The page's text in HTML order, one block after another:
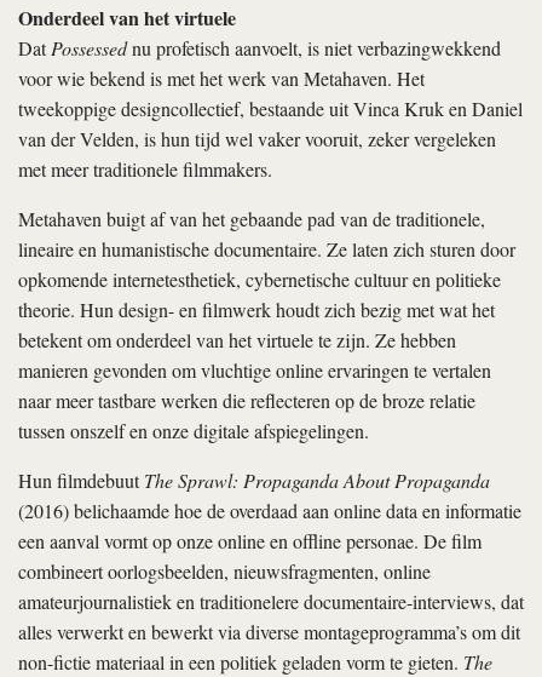
Onderdeel van het virtuele
DatPossessednu profetisch aanvoelt, is niet verbazingwekkend
voor wie bekend is met het werk van Metahaven. Het
tweekoppige designcollectief, bestaande uit Vinca Kruk en Daniel
van der Velden, is hun tijd wel vaker vooruit, zeker vergeleken
met meer traditionele filmmakers.
Metahaven buigt af van het gebaande pad van de traditionele,
lineaire en humanistische documentaire. Ze laten zich sturen door
opkomende internetesthetiek, cybernetische cultuur en politieke
theorie. Hun design- en filmwerk houdt zich bezig met wat het
betekent om onderdeel van het virtuele te zijn. Ze hebben
manieren gevonden om vluchtige online ervaringen te vertalen
naar meer tastbare werken die reflecteren op de broze relatie
tussen onszelf en onze digitale afspiegelingen.
Hun filmdebuutThe Sprawl: Propaganda About Propaganda
(2016) belichaamde hoe de overdaad aan online data en informatie
een aanval vormt op onze online en offline personae. De film
combineert oorlogsbeelden, nieuwsfragmenten, online
amateurjournalistiek en traditionelere documentaire-interviews, dat
alles verwerkt en bewerkt via diverse montageprogramma’s om dit
non-fictie materiaal in een politiek geladen vorm te gieten. The